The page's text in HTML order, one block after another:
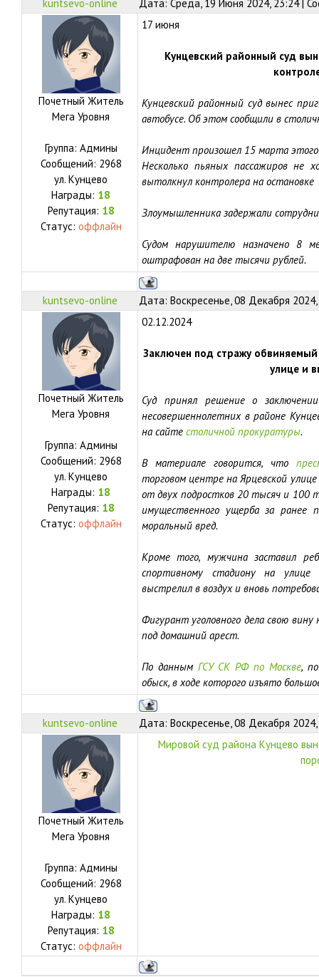
kuntsevo-online Дата: Среда, 19 Июня 2024, 23:24 |
Почетный Житель
Мега Уровня
Группа: Админы
Сообщений: 2968
ул. Кунцево
Награды: 18
Репутация: 18
Статус: оффлайн
17 июня
Кунцевский районный суд
Кунцевский районный суд вынес
автобусе. Об этом сообщили в
Инцидент произошел 15 марта
Несколько пьяных пассажиров не
вытолкнул контролера на остановке
Злоумышленника задержали
Судом нарушителю назначено 8
оштрафован на две тысячи рублей.
kuntsevo-online Дата: Воскресенье, 08 Декабря
Почетный Житель
Мега Уровня
Группа: Админы
Сообщений: 2968
ул. Кунцево
Награды: 18
Репутация: 18
Статус: оффлайн
02.12.2024
Заключен под стражу
улице и
Суд принял решение о
несовершеннолетних в районе
на сайте столичной прокуратуры.
В материале говорится, что
торговом центре на Ярцевской
от двух подростков 20 тысяч и 100
имущественного ущерба за
моральный вред.
Кроме того, мужчина заставил
спортивному стадиону на улице
выстрелил в воздух и вновь
Фигурант уголовного дела свою
под домашний арест.
По данным ГСУ СК РФ по Москве,
обыск, в ходе которого изъято
kuntsevo-online Дата: Воскресенье, 08 Декабря
Почетный Житель
Мега Уровня
Группа: Админы
Сообщений: 2968
ул. Кунцево
Награды: 18
Репутация: 18
Статус: оффлайн
Мировой суд района Кунцево